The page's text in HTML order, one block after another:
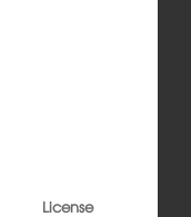
License